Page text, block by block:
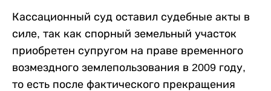
Кассационный суд оставил судебные акты в
силе, так как спорный земельный участок
приобретен супругом на праве временного
возмездного землепользования в 2009 году,
то есть после фактического прекращения